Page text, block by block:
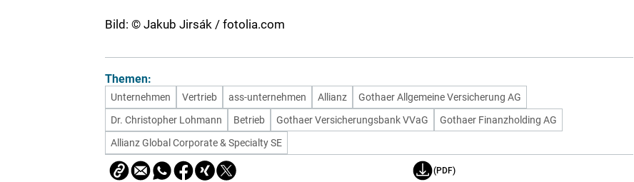
Bild: © Jakub Jirsák / fotolia.com
Themen:
Unternehmen Vertrieb ass-unternehmen Allianz
Gothaer Allgemeine Versicherung AG
Dr. Christopher Lohmann
Betrieb Gothaer Versicherungsbank VVaG
Gothaer Finanzholding AG
Allianz Global Corporate & Specialty SE
(PDF)